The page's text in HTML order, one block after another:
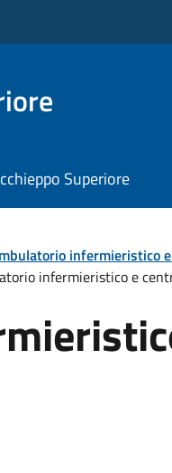
Superiore
infermieristico
infermieristico e